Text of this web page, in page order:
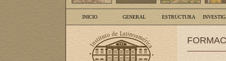
INICIO GENERAL ESTRUCTURA